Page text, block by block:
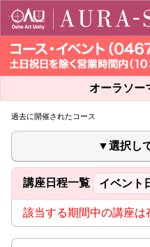
オーラソー
過去に開催されたコース
▼選択し
講座日程一覧 イベント
該当する期間中の講座は